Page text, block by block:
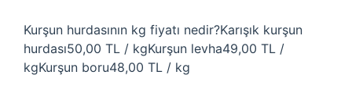
Kurşun hurdasının kg fiyatı nedir?Karışık kurşun
hurdası50,00 TL / kgKurşun levha49,00 TL /
kgKurşun boru48,00 TL / kg